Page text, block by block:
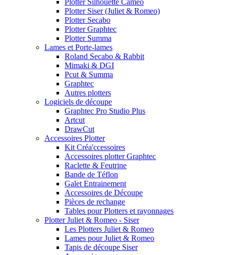
Plotter Silhouette Caméo
Plotter Siser (Juliet & Romeo)
Plotter Secabo
Plotter Graphtec
Plotter Summa
Lames et Porte-lames
Roland Secabo & Rabbit
Mimaki & DGI
Pcut & Summa
Graphtec
Autres plotters
Logiciels de découpe
Graphtec Pro Studio Plus
Artcut
DrawCut
Accessoires Plotter
Kit Créa'ccessoires
Accessoires plotter Graphtec
Raclette & Feutrine
Bande de Téflon
Galet Entrainement
Accessoires de Découpe
Pièces de rechange
Tables pour Plotters et rayonnages
Plotter Juliet & Romeo - Siser
Les Plotters Juliet & Romeo
Lames pour Juliet & Romeo
Tapis de découpe Siser